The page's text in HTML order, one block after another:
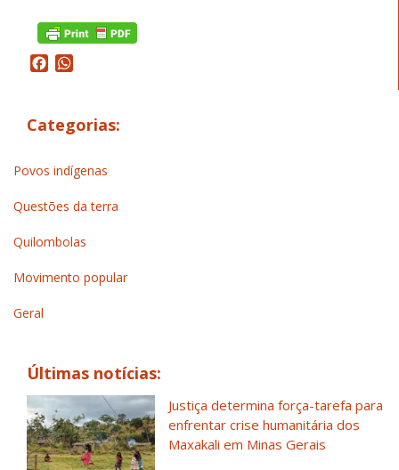
Facebook
Categorias:
Povos indígenas
Questões da terra
Quilombolas
Movimento popular
Geral
Últimas notícias:
Justiça determina força-tarefa para
enfrentar crise humanitária dos
Maxakali em Minas Gerais